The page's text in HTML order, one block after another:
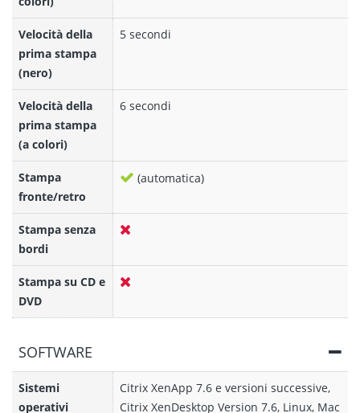
Velocità della
prima stampa
(nero)
5 secondi
Velocità della
prima stampa
(a colori)
6 secondi
Stampa
fronte/retro
(automatica)
Stampa senza
bordi
Stampa su CD e
DVD
SOFTWARE
Sistemi
operativi
Citrix XenApp 7.6 e versioni successive,
Citrix XenDesktop Version 7.6, Linux, Mac